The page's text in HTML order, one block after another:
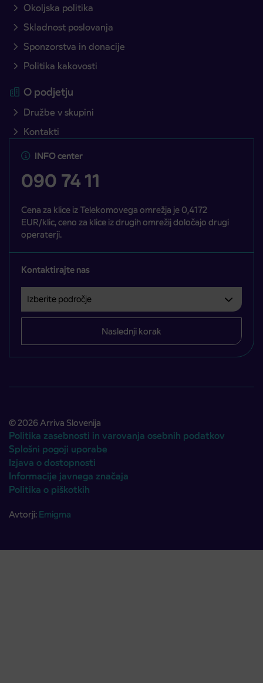
Okoljska politika
Skladnost poslovanja
Sponzorstva in donacije
Politika kakovosti
O podjetju
Družbe v skupini
Kontakti
INFO center
090 74 11
Cena za klice iz Telekomovega omrežja je 0,4172
EUR/klic, ceno za klice iz drugih omrežij določajo drugi
operaterji.
Kontaktirajte nas
Izberite področje
Področje je obvezno izbrati.
Naslednji korak
© 2026 Arriva Slovenija
Politika zasebnosti in varovanja osebnih podatkov
Splošni pogoji uporabe
Izjava o dostopnosti
Informacije javnega značaja
Politika o piškotkih
Avtorji: Emigma